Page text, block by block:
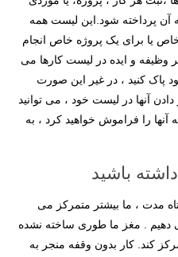
پرداخته شود.این لیست همه
یا برای یک پروژه خاص انجام
وظیفه و ایده در لیست کارها می
پاک کنید ، در غیر این صورت
آنها در لیست خود ، می توانید
آنها را فراموش خواهید کرد ، به
باشید
مدت ، ما بیشتر متمرکز می
دهیم . مغز ما طوری ساخته نشده
کند. کار بدون وقفه منجر به